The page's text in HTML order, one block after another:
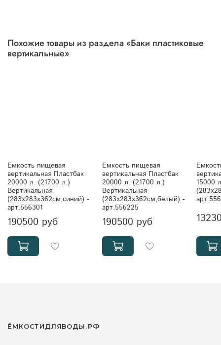
Похожие товары из раздела «Баки пластиковые
вертикальные»
Емкость пищевая
вертикальная Пластбак
20000 л. (21700 л.)
Вертикальная
(283x283x362см;синий) -
арт.556301
190500 руб
Емкость пищевая
вертикальная Пластбак
20000 л. (21700 л.)
Вертикальная
(283x283x362см;белый) -
арт.556225
190500 руб
15000
ЁМКОСТИДЛЯВОДЫ.РФ